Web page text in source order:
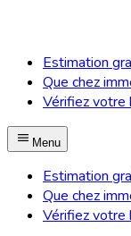
Estimation
Que chez
Vérifiez
Menu
Estimation
Que chez
Vérifiez